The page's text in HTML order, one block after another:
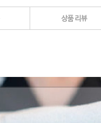
상품 리뷰